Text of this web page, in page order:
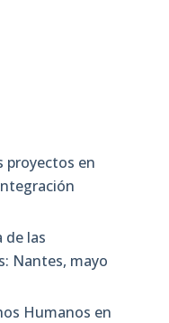
proyectos en
de las
Nantes, mayo
Humanos en